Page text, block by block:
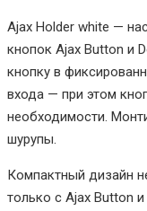
Ajax Holder white —
кнопок Ajax Button и
кнопку в
входа — при этом
необходимости.
шурупы.
Компактный дизайн
только с Ajax Button